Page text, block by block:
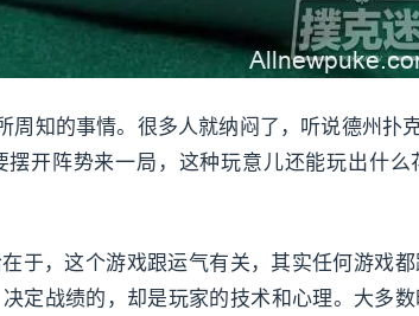
知的事情。很多人就纳闷了，听说德州扑克
开阵势来一局，这种玩意儿还能玩出什
于，这个游戏跟运气有关，其实任何游戏
定战绩的，却是玩家的技术和心理。大多